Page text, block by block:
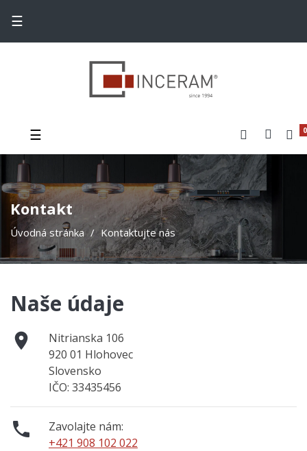
Toggle navigation
☰
Toggle navigation
☰ 0
Kontakt
Úvodná stránka Kontaktujte nás
Naše údaje

Nitrianska 106
920 01 Hlohovec
Slovensko
IČO: 33435456

Zavolajte nám:
+421 908 102 022